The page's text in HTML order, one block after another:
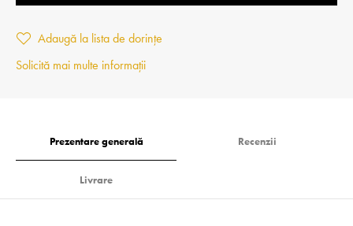
Adaugă la lista de dorințe
Solicită mai multe informații
Prezentare generală Recenzii
Livrare